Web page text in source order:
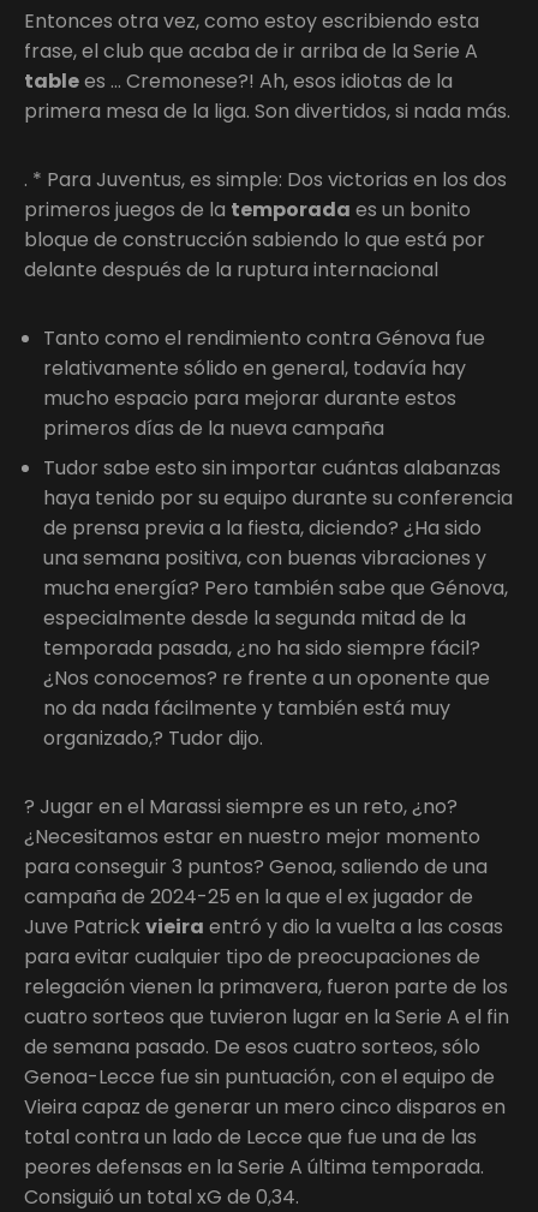
Entonces otra vez, como estoy escribiendo esta
frase, el club que acaba de ir arriba de la Serie A
tablees … Cremonese?! Ah, esos idiotas de la
primera mesa de la liga. Son divertidos, si nada más.
. * Para Juventus, es simple: Dos victorias en los dos
primeros juegos de la temporada es un bonito
bloque de construcción sabiendo lo que está por
delante después de la ruptura internacional
Tanto como el rendimiento contra Génova fue
relativamente sólido en general, todavía hay
mucho espacio para mejorar durante estos
primeros días de la nueva campaña
Tudor sabe esto sin importar cuántas alabanzas
haya tenido por su equipo durante su conferencia
de prensa previa a la fiesta, diciendo? ¿Ha sido
una semana positiva, con buenas vibraciones y
mucha energía? Pero también sabe que Génova,
especialmente desde la segunda mitad de la
temporada pasada, ¿no ha sido siempre fácil?
¿Nos conocemos? re frente a un oponente que
no da nada fácilmente y también está muy
organizado,? Tudor dijo.
? Jugar en el Marassi siempre es un reto, ¿no?
¿Necesitamos estar en nuestro mejor momento
para conseguir 3 puntos? Genoa, saliendo de una
campaña de 2024-25 en la que el ex jugador de
Juve Patrick vieira entró y dio la vuelta a las cosas
para evitar cualquier tipo de preocupaciones de
relegación vienen la primavera, fueron parte de los
cuatro sorteos que tuvieron lugar en la Serie A el fin
de semana pasado. De esos cuatro sorteos, sólo
Genoa-Lecce fue sin puntuación, con el equipo de
Vieira capaz de generar un mero cinco disparos en
total contra un lado de Lecce que fue una de las
peores defensas en la Serie A última temporada.
Consiguió un total xG de 0,34.